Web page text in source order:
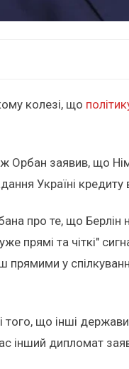
колезі, що
заявив, що
Україні кредиту
про те, що
прямі та чіткі"
прямими у
що інші
інший дипломат